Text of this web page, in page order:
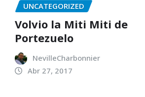
UNCATEGORIZED
Volvio la Miti Miti de
Portezuelo
NevilleCharbonnier
Abr 27, 2017